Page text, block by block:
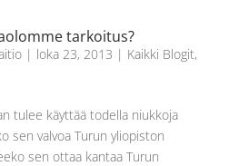
tarkoitus?
| loka 23, 2013 | Kaikki Blogit,
tulee käyttää todella niukkoja
sen valvoa Turun yliopiston
sen ottaa kantaa Turun